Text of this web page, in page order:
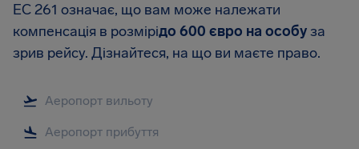
EC 261 означає, що вам може належати
компенсація в розмірідо 600 євро на особуза
зрив рейсу. Дізнайтеся, на що ви маєте право.